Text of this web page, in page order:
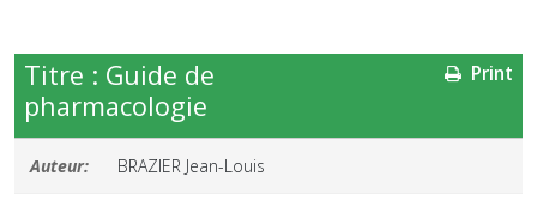
Print
Titre : Guide de
pharmacologie
Auteur: BRAZIER Jean-Louis